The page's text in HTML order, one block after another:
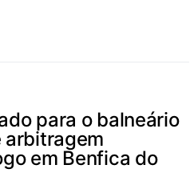
para o balneário
arbitragem
em Benfica do